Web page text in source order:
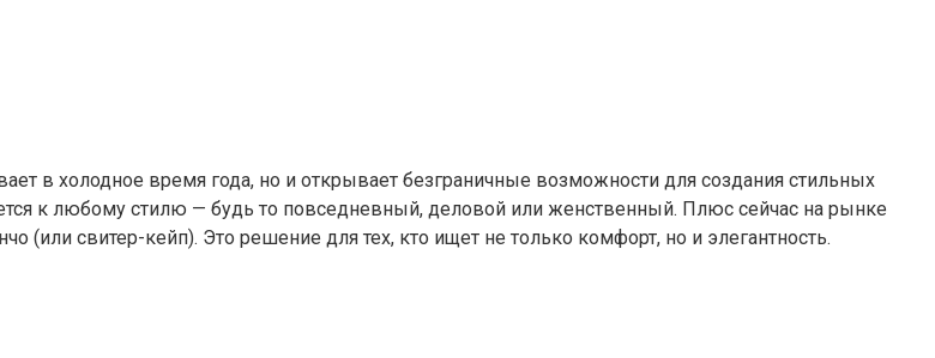
в холодное время года, но и открывает безграничные возможности для создания стильных
к любому стилю — будь то повседневный, деловой или женственный. Плюс сейчас на рынке
свитер-кейп). Это решение для тех, кто ищет не только комфорт, но и элегантность.